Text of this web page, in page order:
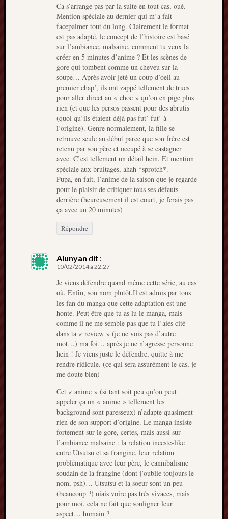
Ca s’arrange pas par la suite en tout cas, oué.
Mention spéciale au dernier qui m’a fait
facepalmer tout du long. Clairement le format
est pas adapté, le concept de l’histoire est basé
sur l’ambiance, malsaine, comment tu veux la
créer en 5 minutes d’anime ? Et les scènes de
gore qui tombent comme un cheveu sur la
soupe… Après avoir jeté un coup d’oeil au
premier chap’, ils ont zappé tellement de trucs
pour aller direct au « choc » qu’on en pige plus
rien (et que les persos passent pour des abrutis
(quoi qu’ils étaient déjà pas fut’ fut’ à
l’origine). Genre normalement, la fille se
retrouve seule au début parce que son frère est
retenu par son père et occupé à se castagner
avec. C’est tellement un détail hein. Et mention
spéciale aux bruitages, ahah *sprotch*.
Pupa, en fait, l’anime de la saison que je regarde
pour le plaisir de critiquer tous ses défauts
derrière (heureusement il est court, je ferais pas
ça avec un 20 minutes)
Répondre
Alunyan dit :
10/02/2014 à 22:27
Je viens défendre quand même cette série, au cas
où. Enfin, son nom plutôt.Il est admis par tous
les fan du manga que cette adaptation est une
honte. Peut être que tu as lu le manga, mais
comme il ne me semble pas que tu l’aies cité
dans ta « review » (je ne vois pas d’autre
mot…) ma foi… après je ne n’agresse personne
hein ! Je viens juste le défendre, quitte à me
rendre ridicule. (ce qui sera assurément le cas, je
me doute bien)
Cet « anime » (si tant soit peu qu’on peut
appeler ça un « anime » tellement les
background sont paresseux) n’adapte quasiment
rien de son support d’origine. Le manga insiste
fortement sur le gore, certes, mais aussi sur
l’ambiance malsaine : la relation inceste-like
entre Utsutsu et sa frangine, leur relation
problématique avec leur père, le cannibalisme
soudain de la frangine (dont j’oublie toujours le
nom, psh)… Utsutsu et la soeur sont un peu
(beaucoup ?) niais voire pas très vivaces, mais
pour moi, cela ne fait que souligner leur
aspect… humain ?